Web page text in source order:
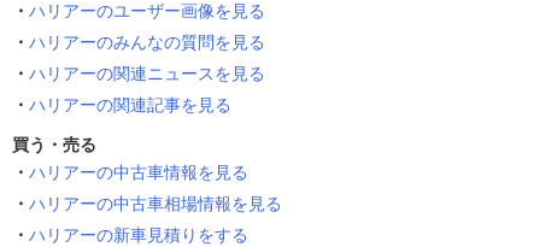
ハリアーのユーザー画像を見る
ハリアーのみんなの質問を見る
ハリアーの関連ニュースを見る
ハリアーの関連記事を見る
買う・売る
ハリアーの中古車情報を見る
ハリアーの中古車相場情報を見る
ハリアーの新車見積りをする